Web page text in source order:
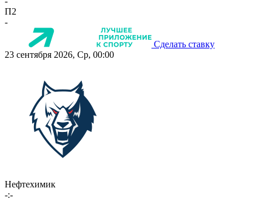
П2
-
Сделать ставку
23 сентября 2026, Ср, 00:00
Нефтехимик
-:-